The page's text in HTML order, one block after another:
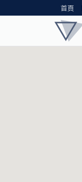
首頁